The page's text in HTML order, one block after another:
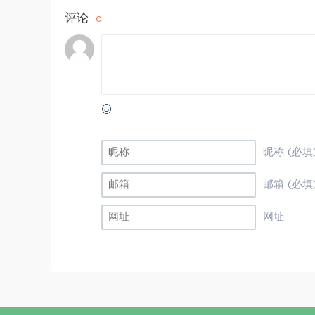
评论 0
昵称 (必填
邮箱 (必填
网址